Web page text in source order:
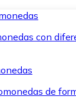
con
de